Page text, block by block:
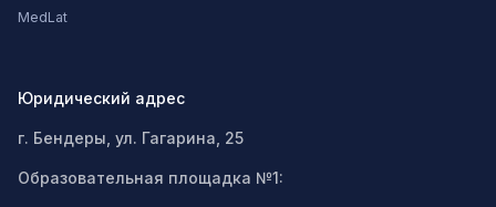
Юридический адрес
г. Бендеры, ул. Гагарина, 25
Образовательная площадка №1:
MedLat